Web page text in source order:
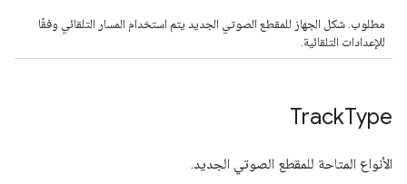
مطلوب. شكل الجهاز للمقطع الصوتي الجديد يتم استخدام المسار التلقائي وفقًا
للإعدادات التلقائية.
TrackType
الأنواع المتاحة للمقطع الصوتي الجديد.